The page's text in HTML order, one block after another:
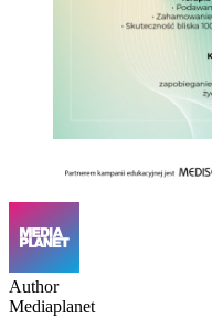
Author
Mediaplanet